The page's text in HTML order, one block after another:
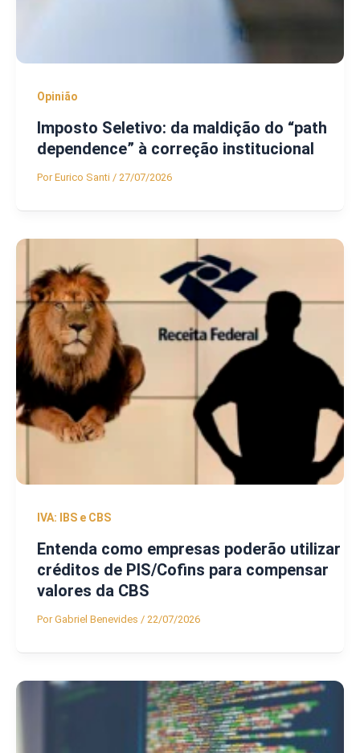
Opinião
Imposto Seletivo: da maldição do “path
dependence” à correção institucional
PorEurico Santi / 27/07/2026
IVA: IBS e CBS
Entenda como empresas poderão utilizar
créditos de PIS/Cofins para compensar
valores da CBS
PorGabriel Benevides / 22/07/2026